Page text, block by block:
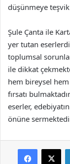
düşünmeye
Şule Çanta ile
yer tutan
toplumsal
ile dikkat
hem bireysel
fırsatı
eserler,
önüne
Facebook
X